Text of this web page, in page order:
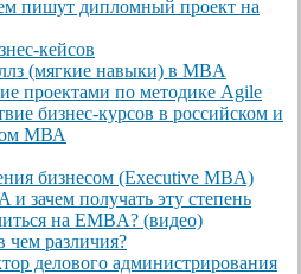
пишут дипломный проект на
кейсов
(мягкие навыки) в MBA
проектами по методике Agile
бизнес-курсов в российском и
МВА
бизнесом (Executive MBA)
и зачем получать эту степень
на EMBA? (видео)
различия?
делового администрирования